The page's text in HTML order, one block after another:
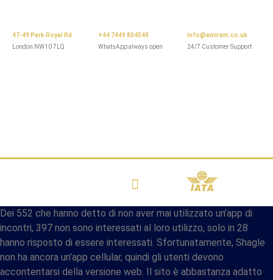
47-49 Park Royal Rd
London NW10 7LQ
+44 7449 804540
WhatsApp always open
info@amiram.co.uk
24/7 Customer Support
Dei 552 che hanno detto di non aver mai utilizzato un’app di
incontri, 397 non sono interessati al loro utilizzo, solo in 28
hanno risposto di essere interessati. Sfortunatamente, Shagle
non ha ancora un’app cellular, quindi gli utenti devono
accontentarsi della versione web. Il sito è abbastanza adatto